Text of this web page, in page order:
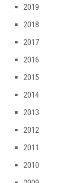
2019
2018
2017
2016
2015
2014
2013
2012
2011
2010